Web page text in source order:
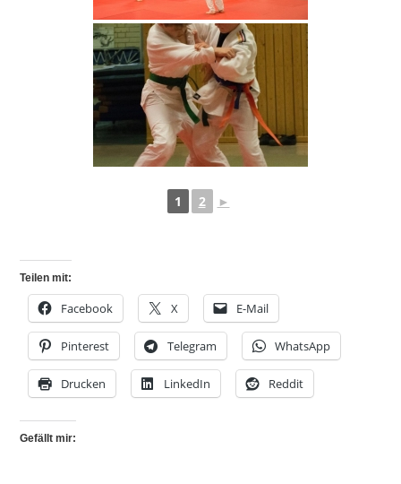
1 2 ►
Teilen mit:
Facebook X E-Mail
Pinterest Telegram WhatsApp
Drucken LinkedIn Reddit
Gefällt mir: